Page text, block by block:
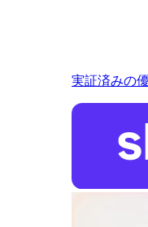
実証済みの